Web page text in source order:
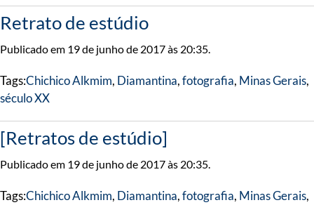
Retrato de estúdio
Publicado em 19 de junho de 2017 às 20:35.
Tags:Chichico Alkmim, Diamantina,fotografia, Minas Gerais,
século XX
[Retratos de estúdio]
Publicado em 19 de junho de 2017 às 20:35.
Tags:Chichico Alkmim, Diamantina,fotografia, Minas Gerais,